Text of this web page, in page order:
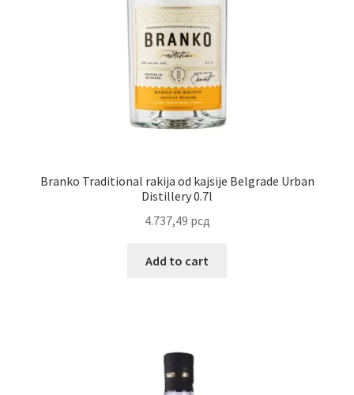
Branko Traditional rakija od kajsije Belgrade Urban
Distillery 0.7l
4.737,49 рсд
Add to cart